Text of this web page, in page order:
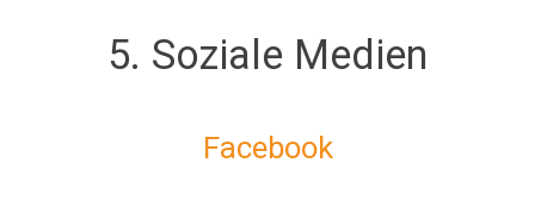
5. Soziale Medien
Facebook